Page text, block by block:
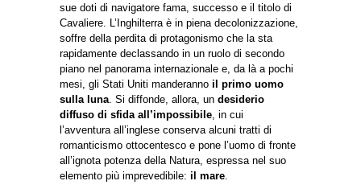
sue doti di navigatore fama, successo e il titolo di
Cavaliere. L’Inghilterra è in piena decolonizzazione,
soffre della perdita di protagonismo che la sta
rapidamente declassando in un ruolo di secondo
piano nel panorama internazionale e, da là a pochi
mesi, gli Stati Uniti manderanno il primo uomo
sulla luna. Si diffonde, allora, un desiderio
diffuso di sfida all’impossibile, in cui
l’avventura all’inglese conserva alcuni tratti di
romanticismo ottocentesco e pone l’uomo di fronte
all’ignota potenza della Natura, espressa nel suo
elemento più imprevedibile: il mare.